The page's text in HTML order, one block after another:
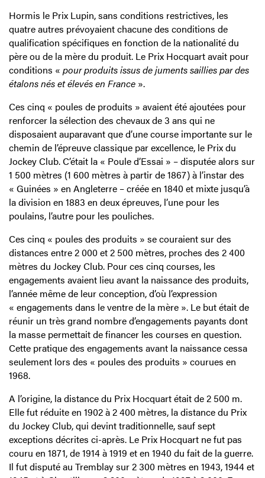
Hormis le Prix Lupin, sans conditions restrictives, les
quatre autres prévoyaient chacune des conditions de
qualification spécifiques en fonction de la nationalité du
père ou de la mère du produit. Le Prix Hocquart avait pour
conditions « pour produits issus de juments saillies par des
étalons nés et élevés en France ».
Ces cinq « poules de produits » avaient été ajoutées pour
renforcer la sélection des chevaux de 3 ans qui ne
disposaient auparavant que d’une course importante sur le
chemin de l’épreuve classique par excellence, le Prix du
Jockey Club. C’était la « Poule d’Essai » – disputée alors sur
1 500 mètres (1 600 mètres à partir de 1867) à l’instar des
« Guinées » en Angleterre – créée en 1840 et mixte jusqu’à
la division en 1883 en deux épreuves, l’une pour les
poulains, l’autre pour les pouliches.
Ces cinq « poules des produits » se couraient sur des
distances entre 2 000 et 2 500 mètres, proches des 2 400
mètres du Jockey Club. Pour ces cinq courses, les
engagements avaient lieu avant la naissance des produits,
l’année même de leur conception, d’où l’expression
« engagements dans le ventre de la mère ». Le but était de
réunir un très grand nombre d’engagements payants dont
la masse permettait de financer les courses en question.
Cette pratique des engagements avant la naissance cessa
seulement lors des « poules des produits » courues en
1968.
A l’origine, la distance du Prix Hocquart était de 2 500 m.
Elle fut réduite en 1902 à 2 400 mètres, la distance du Prix
du Jockey Club, qui devint traditionnelle, sauf sept
exceptions décrites ci-après. Le Prix Hocquart ne fut pas
couru en 1871, de 1914 à 1919 et en 1940 du fait de la guerre.
Il fut disputé au Tremblay sur 2 300 mètres en 1943, 1944 et